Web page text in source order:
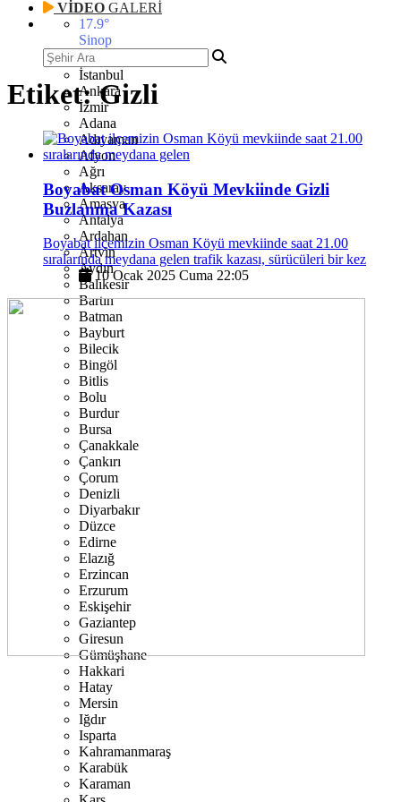
VİDEO GALERİ
17.9°
Sinop
İstanbul
Ankara
İzmir
Adana
Adıyaman
Afyon
Ağrı
Aksaray
Amasya
Antalya
Ardahan
Artvin
Aydın
Balıkesir
Bartın
Batman
Bayburt
Bilecik
Bingöl
Bitlis
Bolu
Burdur
Bursa
Çanakkale
Çankırı
Çorum
Denizli
Diyarbakır
Düzce
Edirne
Elazığ
Erzincan
Erzurum
Eskişehir
Gaziantep
Giresun
Gümüşhane
Hakkari
Hatay
Mersin
Iğdır
Isparta
Kahramanmaraş
Karabük
Karaman
Etiket:Gizli
Boyabat Osman Köyü Mevkiinde Gizli
Buzlanma Kazası
Boyabat ilçemizin Osman Köyü mevkiinde saat 21.00
sıralarında meydana gelen trafik kazası, sürücüleri bir kez
10 Ocak 2025 Cuma 22:05